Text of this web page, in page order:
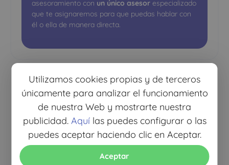
Utilizamos cookies propias y de terceros
únicamente para analizar el funcionamiento
de nuestra Web y mostrarte nuestra
publicidad. Aquílas puedes configurar o las
puedes aceptar haciendo clic en Aceptar.
Aceptar
asesoramiento con un único asesor especializado
que te asignaremos para que puedas hablar con
él o ella de manera directa.
Preguntas
frecuentes del
seguro de vida de la